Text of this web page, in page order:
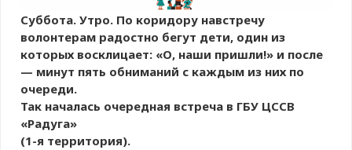
Суббота. Утро. По коридору навстречу
волонтерам радостно бегут дети, один из
которых восклицает: «О, наши пришли!» и после
— минут пять обниманий с каждым из них по
очереди.
Так началась очередная встреча в ГБУ ЦССВ
«Радуга»
(1-я территория).